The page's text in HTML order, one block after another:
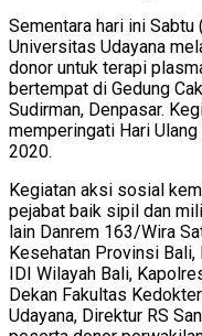
Sementara hari ini
Universitas Udayana
donor untuk terapi
bertempat di Gedung
Sudirman, Denpasar.
memperingati Hari
2020.
Kegiatan aksi sosial
pejabat baik sipil dan
lain Danrem 163/Wira
Kesehatan Provinsi Bali,
IDI Wilayah Bali,
Dekan Fakultas
Udayana, Direktur RS